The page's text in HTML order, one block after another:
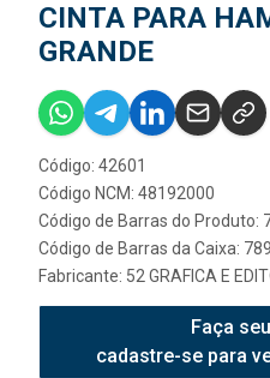
CINTA PARA
GRANDE
Código: 42601
Código NCM: 48192000
Código de Barras do Produto:
Código de Barras da Caixa:
Fabricante: 52 GRAFICA E
Faça
cadastre-se para